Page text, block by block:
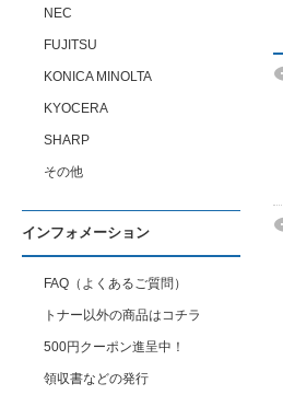
NEC
FUJITSU
KONICA MINOLTA
KYOCERA
SHARP
その他
インフォメーション
FAQ（よくあるご質問）
トナー以外の商品はコチラ
500円クーポン進呈中！
領収書などの発行